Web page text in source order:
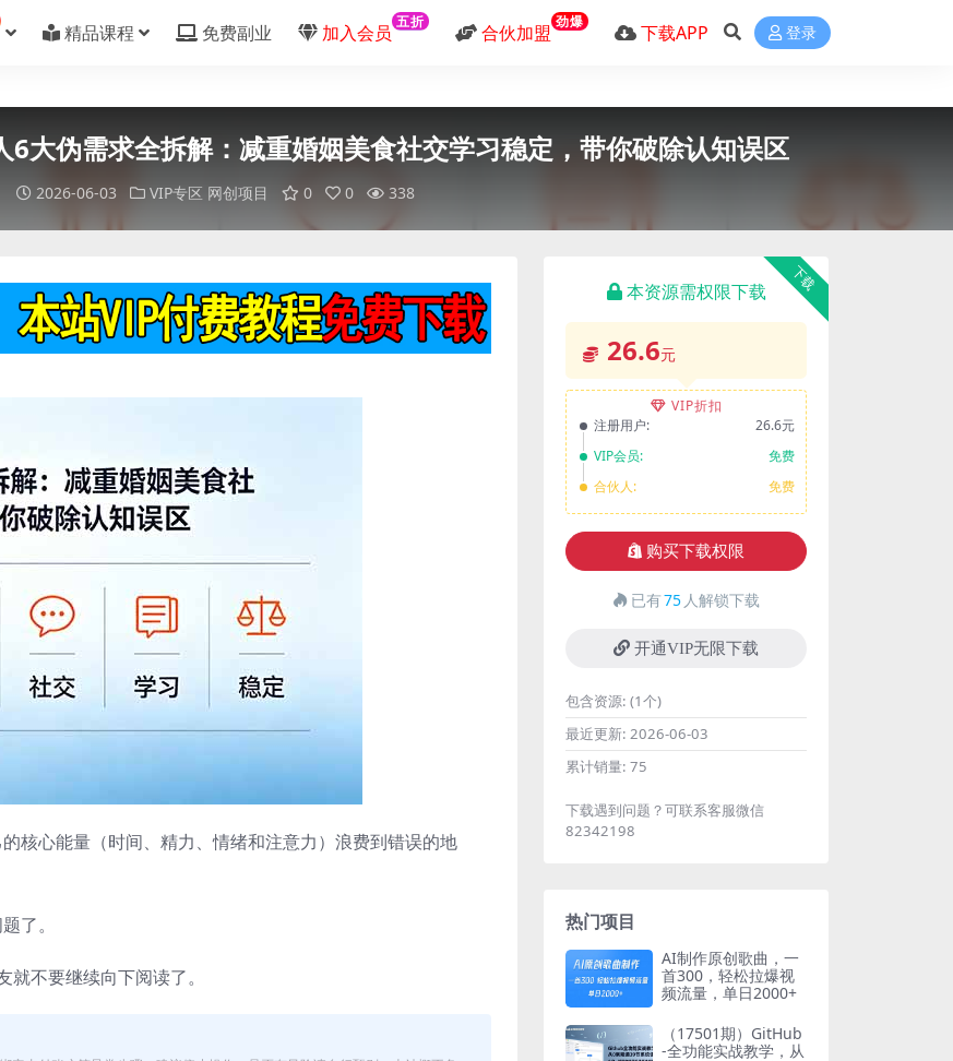
精品课程 免费副业 加入会员 五折 合伙加盟 劲爆 下载APP 登录
6大伪需求全拆解：减重婚姻美食社交学习稳定，带你破除认知误区
2026-06-03 VIP专区 网创项目 0 0 338
核心能量（时间、精力、情绪和注意力）浪费到错误的地
了。
不要继续向下阅读了。
下载
本资源需权限下载
26.6元
VIP折扣
注册用户:
26.6元
VIP会员:
免费
合伙人:
免费
购买下载权限
已有75 人解锁下载
开通VIP无限下载
包含资源: (1个)
最近更新: 2026-06-03
累计销量: 75
下载遇到问题？可联系客服微信
82342198
热门项目
AI制作原创歌曲，一
首300，轻松拉爆视
频流量，单日2000+
（17501期）GitHub
-全功能实战教学，从